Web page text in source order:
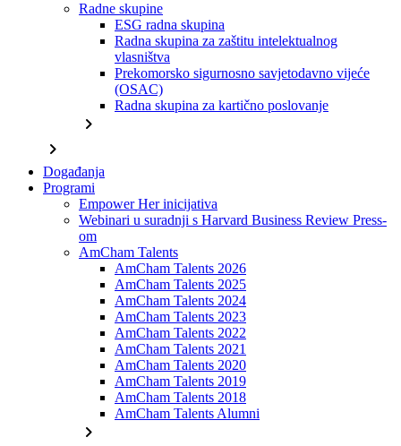
Radne skupine
ESG radna skupina
Radna skupina za zaštitu intelektualnog
vlasništva
Prekomorsko sigurnosno savjetodavno vijeće
(OSAC)
Radna skupina za kartično poslovanje
chevron_right
chevron_right
Događanja
Programi
Empower Her inicijativa
Webinari u suradnji s Harvard Business Review Press-
om
AmCham Talents
AmCham Talents 2026
AmCham Talents 2025
AmCham Talents 2024
AmCham Talents 2023
AmCham Talents 2022
AmCham Talents 2021
AmCham Talents 2020
AmCham Talents 2019
AmCham Talents 2018
AmCham Talents Alumni
chevron_right